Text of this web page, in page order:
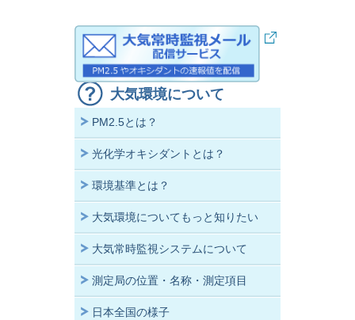
大気環境について
PM2.5とは？
光化学オキシダントとは？
環境基準とは？
大気環境についてもっと知りたい
大気常時監視システムについて
測定局の位置・名称・測定項目
日本全国の様子